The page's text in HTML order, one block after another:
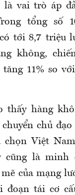
vai trò áp
tổng số
tới 8,7 triệu
không,
11% so
thấy hàng
chủ
chọn Việt
cũng là minh
của mạng
đoạn tái cơ